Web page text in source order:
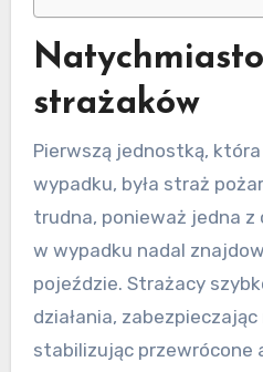
strażaków
Pierwszą jednostką,
wypadku, była straż
trudna, ponieważ jedna z
w wypadku nadal
pojeździe. Strażacy
działania,
stabilizując przewrócone